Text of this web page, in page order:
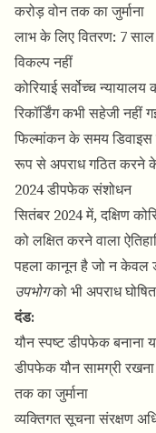
करोड़ वोन तक का जुर्माना
लाभ के लिए वितरण: 7 साल
विकल्प नहीं
कोरियाई सर्वोच्च
रिकॉर्डिंग कभी सहेजी नहीं
फिल्मांकन के समय
रूप से अपराध गठित करने के
2024 डीपफेक संशोधन
सितंबर 2024 में, दक्षिण
को लक्षित करने वाला
पहला कानून है जो न केवल
उपभोगको भी अपराध
दंड:
यौन स्पष्ट डीपफेक बनाना
डीपफेक यौन सामग्री
तक का जुर्माना
व्यक्तिगत सूचना संरक्षण